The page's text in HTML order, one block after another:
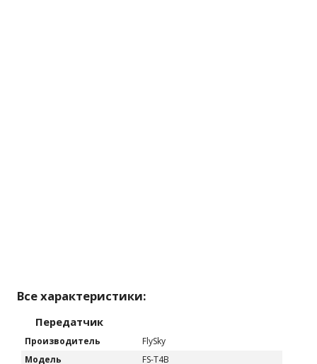
Все характеристики:
Передатчик
Производитель
FlySky
Модель
FS-T4B